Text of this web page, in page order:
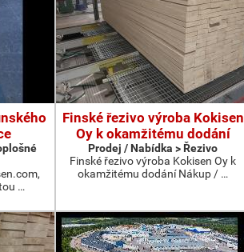
…
Finské řezivo výroba Kokisen
Oy k okamžitému dodání
Prodej / Nabídka > Řezivo
Finské řezivo výroba Kokisen Oy k
okamžitému dodání Nákup / …